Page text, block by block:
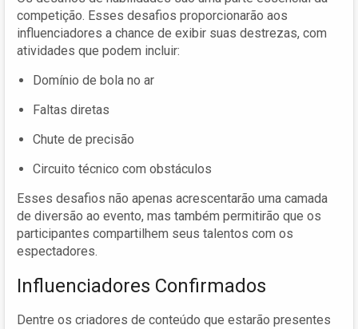
competição. Esses desafios proporcionarão aos
influenciadores a chance de exibir suas destrezas, com
atividades que podem incluir:
Domínio de bola no ar
Faltas diretas
Chute de precisão
Circuito técnico com obstáculos
Esses desafios não apenas acrescentarão uma camada
de diversão ao evento, mas também permitirão que os
participantes compartilhem seus talentos com os
espectadores.
Influenciadores Confirmados
Dentre os criadores de conteúdo que estarão presentes